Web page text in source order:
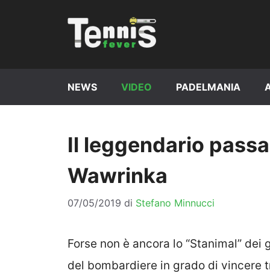
NEWS VIDEO PADELMANIA
Il leggendario
Wawrinka
07/05/2019 di Stefano Minnucci
Forse non è ancora lo “Stanimal”
del bombardiere in grado di vincere